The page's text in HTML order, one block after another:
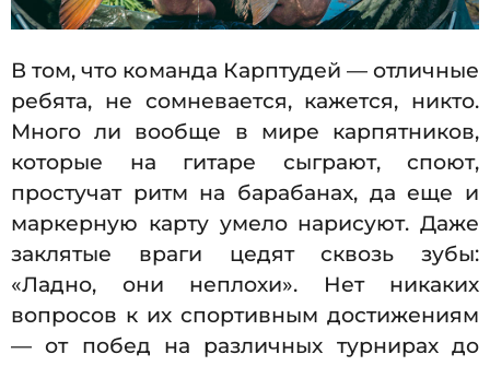
0
9
В том, что команда Карптудей — отличные
ребята, не сомневается, кажется, никто.
Много ли вообще в мире карпятников,
которые на гитаре сыграют, споют,
простучат ритм на барабанах, да еще и
маркерную карту умело нарисуют. Даже
заклятые враги цедят сквозь зубы:
«Ладно, они неплохи». Нет никаких
вопросов к их спортивным достижениям
— от побед на различных турнирах до